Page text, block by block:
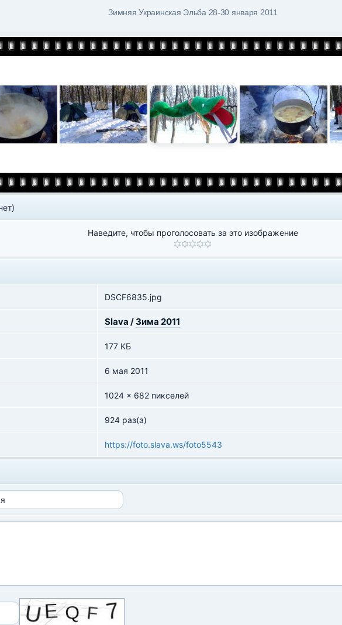
Зимняя Украинская Эльба 28-30 января 2011
Наведите, чтобы проголосовать за это изображение
DSCF6835.jpg
Slava / Зима 2011
177 КБ
6 мая 2011
1024 x 682 пикселей
924 раз(а)
https://foto.slava.ws/foto5543